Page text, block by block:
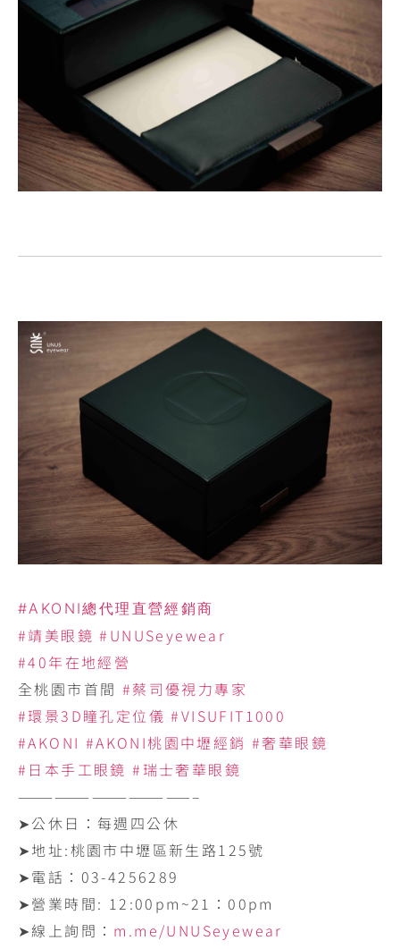
#AKONI總代理直營經銷商
#靖美眼鏡 #UNUSeyewear
#40年在地經營
全桃園市首間 #蔡司優視力專家
#環景3D瞳孔定位儀 #VISUFIT1000
#AKONI #AKONI桃園中壢經銷 #奢華眼鏡
#日本手工眼鏡 #瑞士奢華眼鏡
——————————————–
➤公休日：每週四公休
➤地址:‪桃園市中壢區新生路125號‬
➤電話：‪03-4256289‬
➤營業時間: ‪12:00pm~21：00pm
➤線上詢問： m.me/UNUSeyewear